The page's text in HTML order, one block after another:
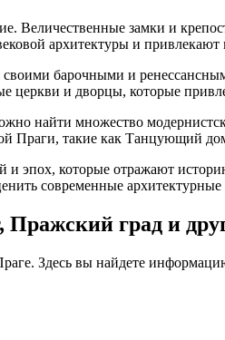
Величественные замки и
архитектуры и привлекают
своими барочными и
церкви и дворцы, которые
найти множество
Праги, такие как Танцующий
и эпох, которые отражают
современные
Пражский град и
Здесь вы найдете